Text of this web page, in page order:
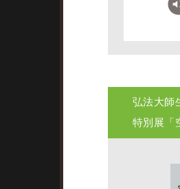
弘法大師
特別展「